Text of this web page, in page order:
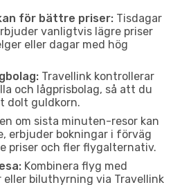
för bättre priser: Tisdagar
vanligtvis lägre priser
eller dagar med hög
Travellink kontrollerar
och lågprisbolag, så att du
dolt guldkorn.
om sista minuten-resor kan
erbjuder bokningar i förväg
priser och fler flygalternativ.
Kombinera flyg med
eller biluthyrning via Travellink